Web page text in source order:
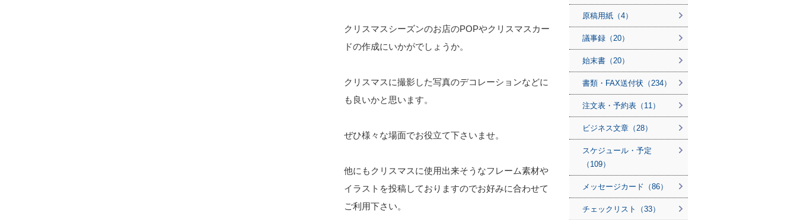
クリスマスシーズンのお店のPOPやクリスマスカー
ドの作成にいかがでしょうか。
クリスマスに撮影した写真のデコレーションなどに
も良いかと思います。
ぜひ様々な場面でお役立て下さいませ。
他にもクリスマスに使用出来そうなフレーム素材や
イラストを投稿しておりますのでお好みに合わせて
ご利用下さい。
原稿用紙（4）
議事録（20）
始末書（20）
書類・FAX送付状（234）
注文表・予約表（11）
ビジネス文章（28）
スケジュール・予定
（109）
メッセージカード（86）
チェックリスト（33）